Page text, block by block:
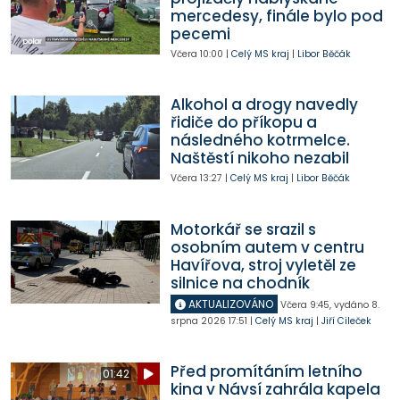
mercedesy, finále bylo pod
pecemi
Včera 10:00 | Celý MS kraj | Libor Běčák
Alkohol a drogy navedly
řidiče do příkopu a
následného kotrmelce.
Naštěstí nikoho nezabil
Včera 13:27 | Celý MS kraj | Libor Běčák
Motorkář se srazil s
osobním autem v centru
Havířova, stroj vyletěl ze
silnice na chodník
AKTUALIZOVÁNO Včera 9:45, vydáno 8.
srpna 2026 17:51 | Celý MS kraj | Jiří Cileček
01:42
Před promítáním letního
kina v Návsí zahrála kapela